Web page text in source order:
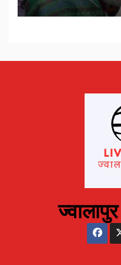
होगा…